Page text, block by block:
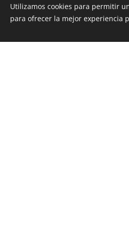
Utilizamos cookies para permitir
para ofrecer la mejor experiencia